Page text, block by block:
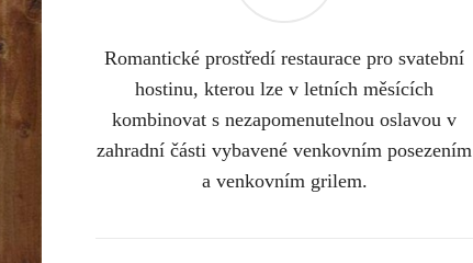
Romantické prostředí restaurace pro svatební
hostinu, kterou lze v letních měsících
kombinovat s nezapomenutelnou oslavou v
zahradní části vybavené venkovním posezením
a venkovním grilem.